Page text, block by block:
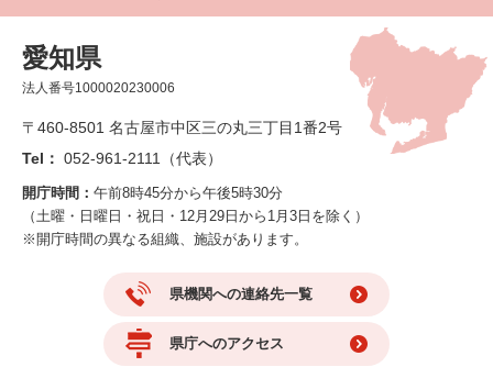
愛知県
法人番号1000020230006
〒460-8501 名古屋市中区三の丸三丁目1番2号
Tel： 052-961-2111（代表）
開庁時間： 午前8時45分から午後5時30分
（土曜・日曜日・祝日・12月29日から1月3日を除く）
※開庁時間の異なる組織、施設があります。
県機関への連絡先一覧
県庁へのアクセス